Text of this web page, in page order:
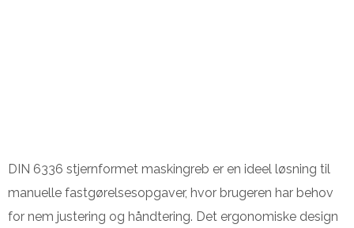
DIN 6336 stjernformet maskingreb er en ideel løsning til
manuelle fastgørelsesopgaver, hvor brugeren har behov
for nem justering og håndtering. Det ergonomiske design